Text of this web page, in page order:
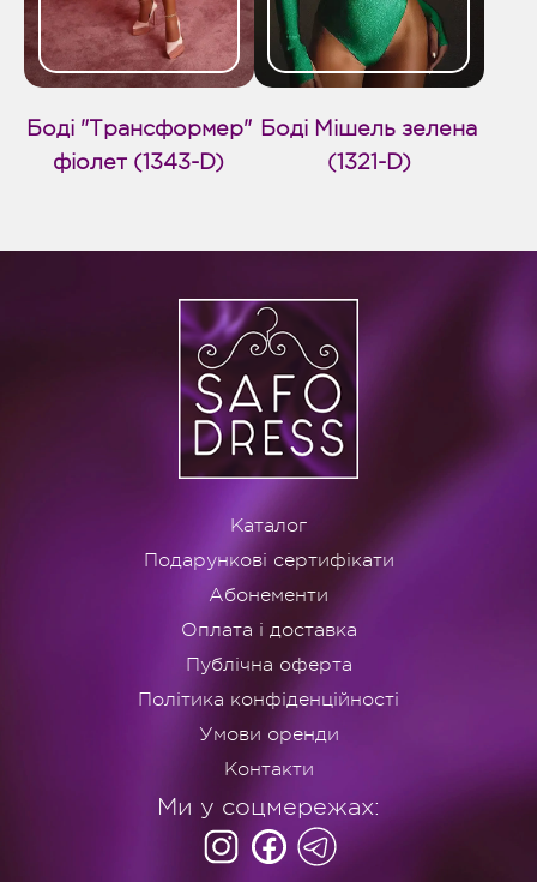
Боді "Трансформер"
фіолет (1343-D)
Боді Мішель зелена
(1321-D)
Каталог
Подарункові сертифікати
Абонементи
Оплата і доставка
Публічна оферта
Політика конфіденційності
Умови оренди
Контакти
Ми у соцмережах: